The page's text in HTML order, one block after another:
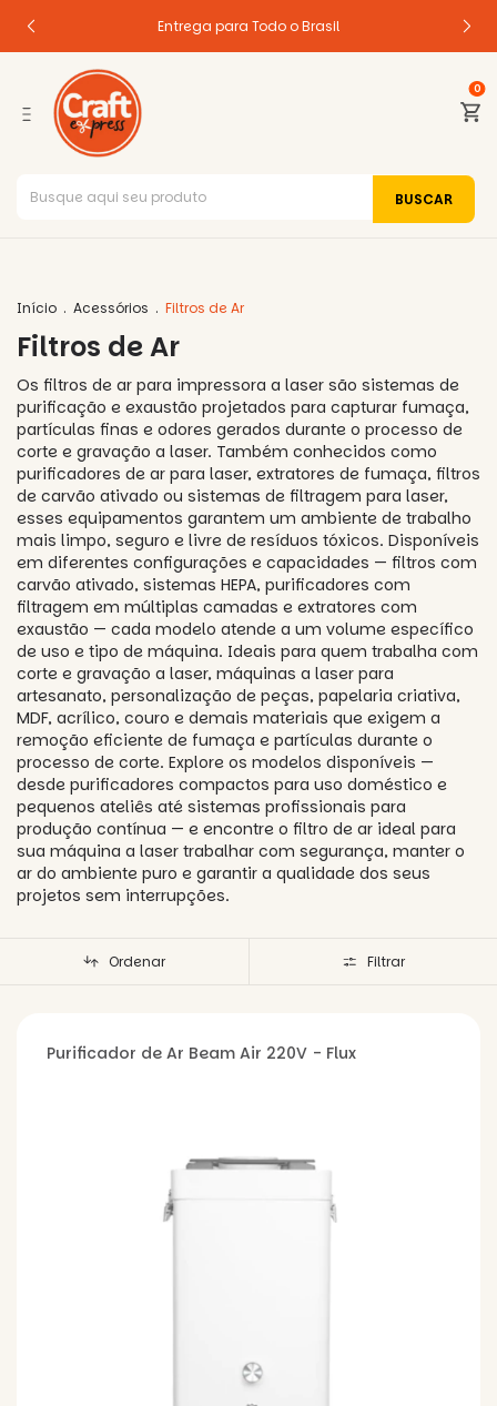
Entrega para Todo o Brasil
0
Início . Acessórios . Filtros de Ar
Filtros de Ar
Os filtros de ar para impressora a laser são sistemas de
purificação e exaustão projetados para capturar fumaça,
partículas finas e odores gerados durante o processo de
corte e gravação a laser. Também conhecidos como
purificadores de ar para laser, extratores de fumaça, filtros
de carvão ativado ou sistemas de filtragem para laser,
esses equipamentos garantem um ambiente de trabalho
mais limpo, seguro e livre de resíduos tóxicos. Disponíveis
em diferentes configurações e capacidades — filtros com
carvão ativado, sistemas HEPA, purificadores com
filtragem em múltiplas camadas e extratores com
exaustão — cada modelo atende a um volume específico
de uso e tipo de máquina. Ideais para quem trabalha com
corte e gravação a laser, máquinas a laser para
artesanato, personalização de peças, papelaria criativa,
MDF, acrílico, couro e demais materiais que exigem a
remoção eficiente de fumaça e partículas durante o
processo de corte. Explore os modelos disponíveis —
desde purificadores compactos para uso doméstico e
pequenos ateliês até sistemas profissionais para
produção contínua — e encontre o filtro de ar ideal para
sua máquina a laser trabalhar com segurança, manter o
ar do ambiente puro e garantir a qualidade dos seus
projetos sem interrupções.
Ordenar Filtrar
Purificador de Ar Beam Air 220V - Flux